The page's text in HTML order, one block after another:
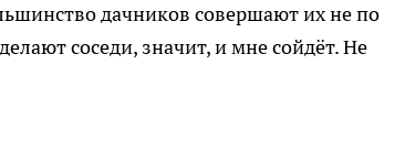
дачников совершают их не по
соседи, значит, и мне сойдёт. Не